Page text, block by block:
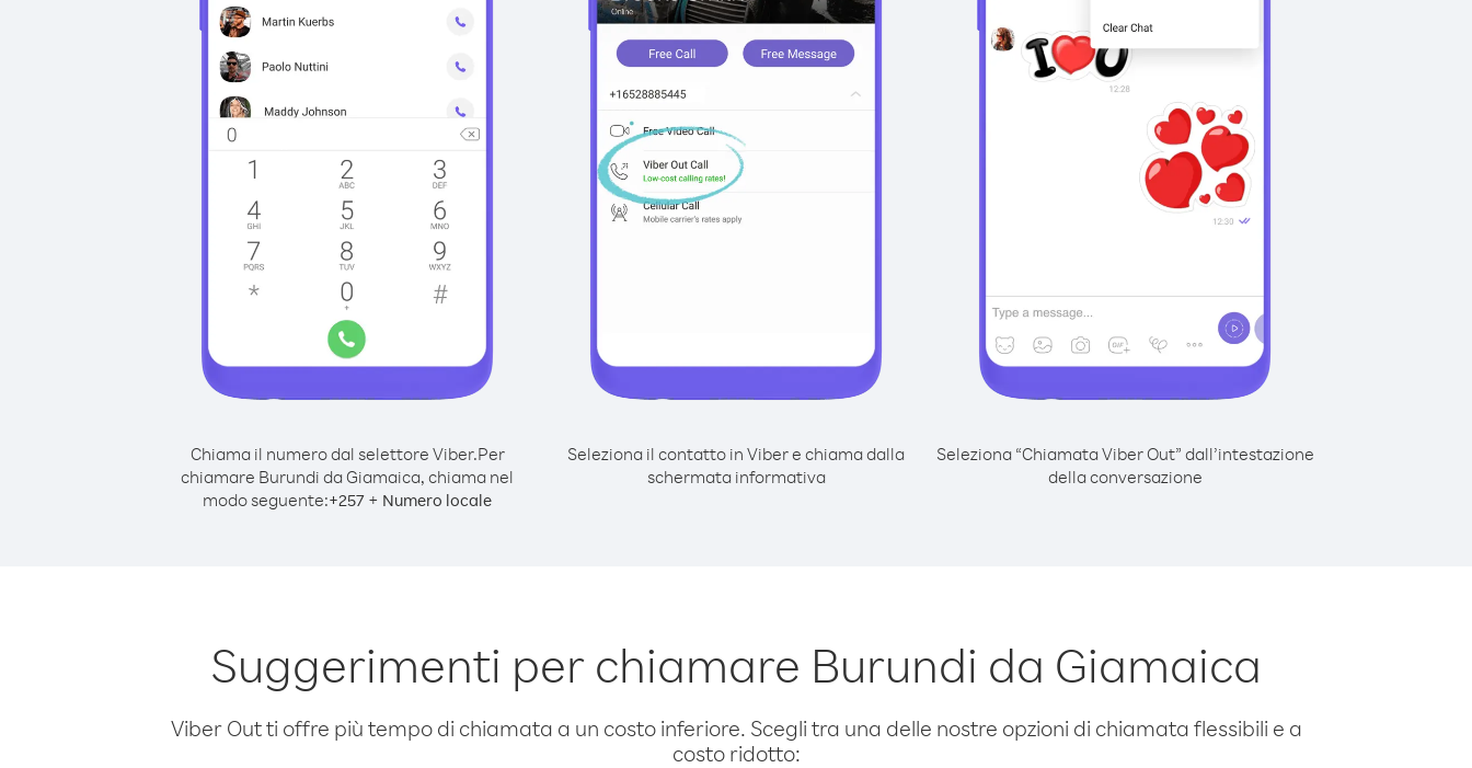
Chiama il numero dal selettore Viber.Per
chiamare Burundi da Giamaica, chiama nel
modo seguente:+257 + Numero locale
Seleziona il contatto in Viber e chiama dalla
schermata informativa
Seleziona “Chiamata Viber Out” dall’intestazione
della conversazione
Suggerimenti per chiamare Burundi da Giamaica
Viber Out ti offre più tempo di chiamata a un costo inferiore. Scegli tra una delle nostre opzioni di chiamata flessibili e a
costo ridotto: